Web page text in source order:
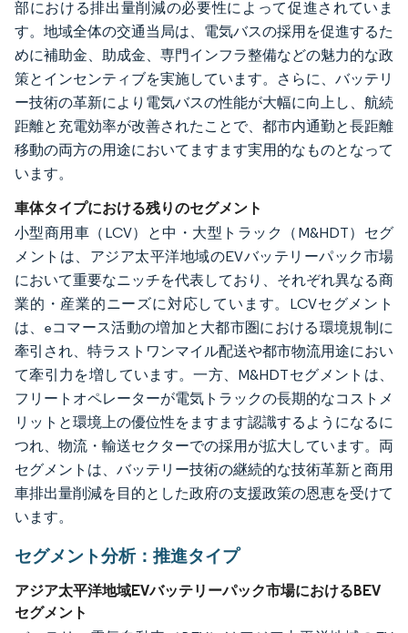
部における排出量削減の必要性によって促進されていま
す。地域全体の交通当局は、電気バスの採用を促進するた
めに補助金、助成金、専門インフラ整備などの魅力的な政
策とインセンティブを実施しています。さらに、バッテリ
ー技術の革新により電気バスの性能が大幅に向上し、航続
距離と充電効率が改善されたことで、都市内通勤と長距離
移動の両方の用途においてますます実用的なものとなって
います。
車体タイプにおける残りのセグメント
小型商用車（LCV）と中・大型トラック（M&HDT）セグ
メントは、アジア太平洋地域のEVバッテリーパック市場
において重要なニッチを代表しており、それぞれ異なる商
業的・産業的ニーズに対応しています。LCVセグメント
は、eコマース活動の増加と大都市圏における環境規制に
牽引され、特ラストワンマイル配送や都市物流用途におい
て牽引力を増しています。一方、M&HDTセグメントは、
フリートオペレーターが電気トラックの長期的なコストメ
リットと環境上の優位性をますます認識するようになるに
つれ、物流・輸送セクターでの採用が拡大しています。両
セグメントは、バッテリー技術の継続的な技術革新と商用
車排出量削減を目的とした政府の支援政策の恩恵を受けて
います。
セグメント分析：推進タイプ
アジア太平洋地域EVバッテリーパック市場におけるBEV
セグメント